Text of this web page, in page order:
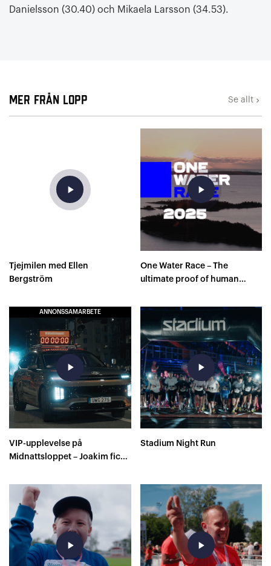
Danielsson (30.40) och Mikaela Larsson (34.53).
Mer från Lopp Se allt keyboard_arrow_right
play_arrow
Tjejmilen med Ellen
Bergström
play_arrow
One Water Race – The
ultimate proof of human
ANNONSSAMARBETE
play_arrow
VIP-upplevelse på
Midnattsloppet – Joakim fick
Springer
play_arrow
Stadium Night Run
play_arrow play_arrow